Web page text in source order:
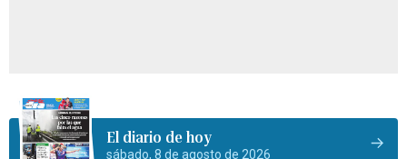
El diario de hoy
sábado, 8 de agosto de 2026